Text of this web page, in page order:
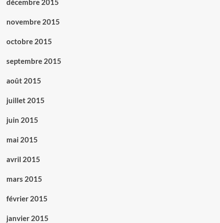
décembre 2015
novembre 2015
octobre 2015
septembre 2015
août 2015
juillet 2015
juin 2015
mai 2015
avril 2015
mars 2015
février 2015
janvier 2015